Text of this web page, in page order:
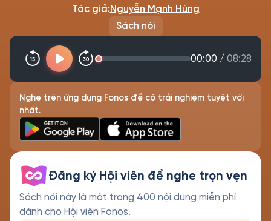
Sách nói
Tác giả:Nguyễn Mạnh Hùng
00:00 / 08:28
Nghe trên ứng dụng Fonos để có trải nghiệm tuyệt vời
nhất.
Đăng ký Hội viên để nghe trọn vẹn
Sách nói này là một trong 400 nội dung miễn phí
dành cho Hội viên Fonos.